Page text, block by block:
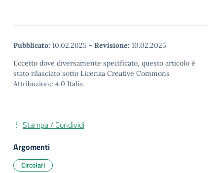
Pubblicato: 10.02.2025 - Revisione: 10.02.2025
Eccetto dove diversamente specificato, questo articolo è
stato rilasciato sotto Licenza Creative Commons
Attribuzione 4.0 Italia.
Stampa / Condividi
Argomenti
Circolari